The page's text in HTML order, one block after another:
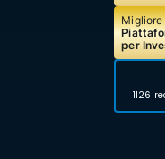
Migliore
per
1126